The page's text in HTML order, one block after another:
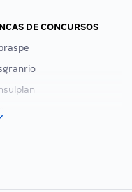
DE CONCURSOS